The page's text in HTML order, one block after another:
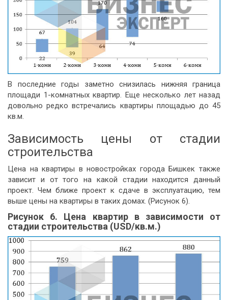
В последние годы заметно снизилась нижняя граница
площади 1-комнатных квартир. Еще несколько лет назад
довольно редко встречались квартиры площадью до 45
кв.м.
Зависимость цены от стадии
строительства
Цена на квартиры в новостройках города Бишкек также
зависит и от того на какой стадии находится данный
проект. Чем ближе проект к сдаче в эксплуатацию, тем
выше цены на квартиры в таких домах. (Рисунок 6).
Рисунок 6. Цена квартир в зависимости от
стадии строительства (USD/кв.м.)